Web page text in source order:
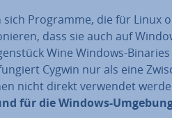
sich Programme, die für Linux
dass sie auch auf
Wine Windows-
Cygwin nur als eine
nicht direkt verwendet
für die Windows-